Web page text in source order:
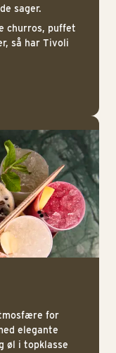
sager.
churros, puffet
så har Tivoli
for
elegante
øl i topklasse